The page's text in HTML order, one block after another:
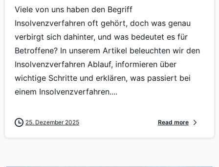
Viele von uns haben den Begriff
Insolvenzverfahren oft gehört, doch was genau
verbirgt sich dahinter, und was bedeutet es für
Betroffene? In unserem Artikel beleuchten wir den
Insolvenzverfahren Ablauf, informieren über
wichtige Schritte und erklären, was passiert bei
einem Insolvenzverfahren....
25. Dezember 2025 Read more